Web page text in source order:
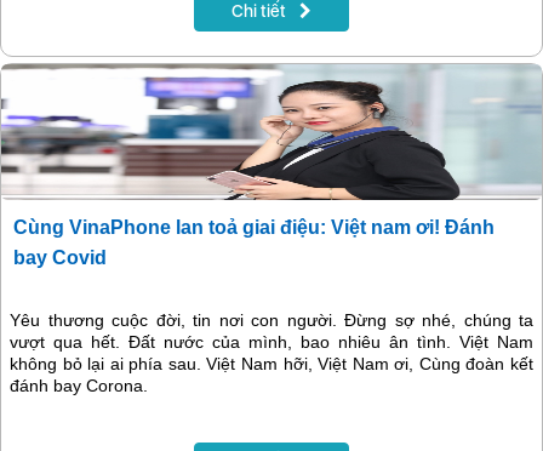
Chi tiết
Cùng VinaPhone lan toả giai điệu: Việt nam ơi! Đánh
bay Covid
Yêu thương cuộc đời, tin nơi con người. Đừng sợ nhé, chúng ta
vượt qua hết. Đất nước của mình, bao nhiêu ân tình. Việt Nam
không bỏ lại ai phía sau. Việt Nam hỡi, Việt Nam ơi, Cùng đoàn kết
đánh bay Corona.